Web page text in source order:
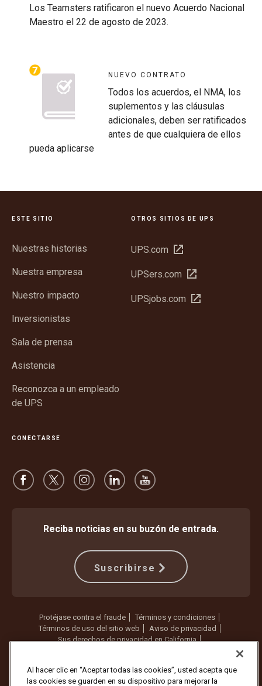
Los Teamsters ratificaron el nuevo Acuerdo Nacional
Maestro el 22 de agosto de 2023.
NUEVO CONTRATO
Todos los acuerdos, el NMA, los
suplementos y las cláusulas
adicionales, deben ser ratificados
antes de que cualquiera de ellos
pueda aplicarse
ESTE SITIO
Nuestras historias
Nuestra empresa
Nuestro impacto
Inversionistas
Sala de prensa
Asistencia
Reconozca a un empleado
de UPS
OTROS SITIOS DE UPS
UPS.com Abrir
una
nueva
UPSers.com Abrir
una
UPSjobs.com Abrir
CONECTARSE
Reciba noticias en su buzón de entrada.
Suscribirse
Protéjase contra el fraude
Términos y condiciones
Términos de uso del sitio web
Aviso de privacidad
Sus derechos de privacidad en California
Al hacer clic en “Aceptar todas las cookies”, usted acepta que
las cookies se guarden en su dispositivo para mejorar la